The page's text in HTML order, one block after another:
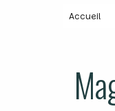
Accueil